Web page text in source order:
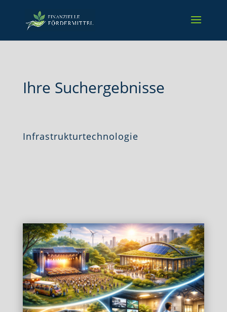
Ihre Suchergebnisse
Infrastrukturtechnologie